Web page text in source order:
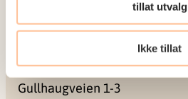
tillat utvalg
Ikke tillat
Gullhaugveien 1-3